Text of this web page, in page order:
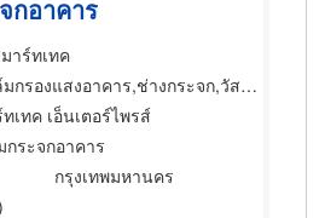
กอาคาร
าร์ทเทค
องแสงอาคาร,ช่างกระจก,วัสดุเคลือบหรือฉาบกระจก
เทค เอ็นเตอร์ไพรส์
ระจกอาคาร
กรุงเทพมหานคร